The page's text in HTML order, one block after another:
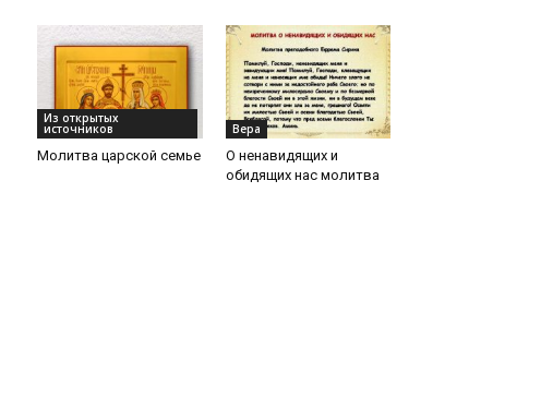
Из открытых
источников
Молитва царской семье
Вера
О ненавидящих и
обидящих нас молитва